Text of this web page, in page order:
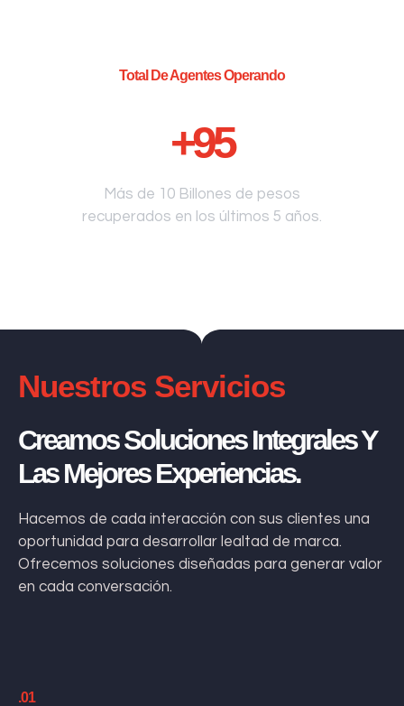
Total De Agentes Operando
+95
Más de 10 Billones de pesos
recuperados en los últimos 5 años.
Nuestros Servicios
Creamos Soluciones Integrales Y
Las Mejores Experiencias.
Hacemos de cada interacción con sus clientes una
oportunidad para desarrollar lealtad de marca.
Ofrecemos soluciones diseñadas para generar valor
en cada conversación.
.01